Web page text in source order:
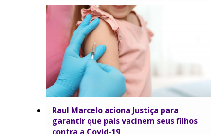
Raul Marcelo aciona Justiça para
garantir que pais vacinem seus filhos
contra a Covid-19